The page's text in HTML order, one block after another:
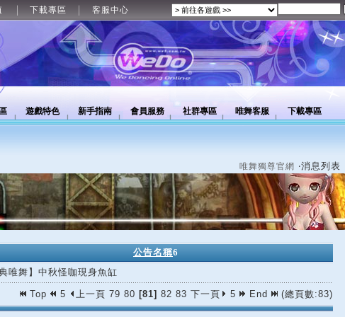
下載專區 客服中心
遊戲特色 新手指南 會員服務 社群專區 唯舞客服 下載專區
唯舞獨尊官網 ‧消息列表
公告名稱6
唯舞】中秋怪咖現身魚缸
Top 5 上一頁 79 80 [81] 82 83 下一頁 5 End (總頁數:83)